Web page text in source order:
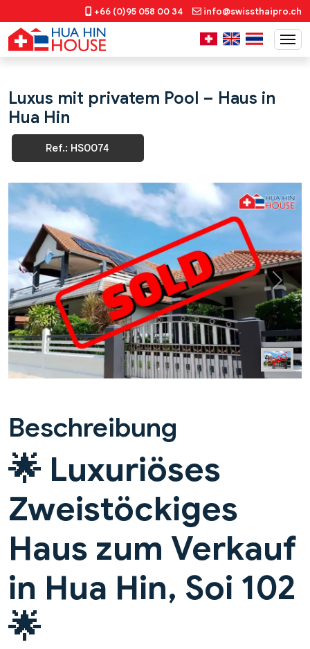
+66 (0)95 058 00 34 info@swissthaipro.ch
Luxus mit privatem Pool – Haus in
Hua Hin
Ref.: HS0074
Previous Next
Beschreibung
🌟 Luxuriöses
Zweistöckiges
Haus zum Verkauf
in Hua Hin, Soi 102
🌟